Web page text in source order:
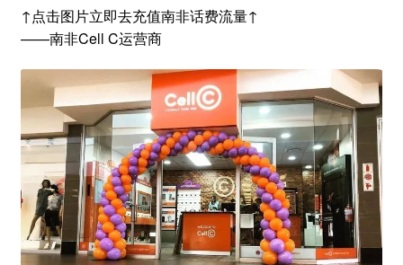
↑点击图片立即去充值南非话费流量↑
——南非Cell C运营商